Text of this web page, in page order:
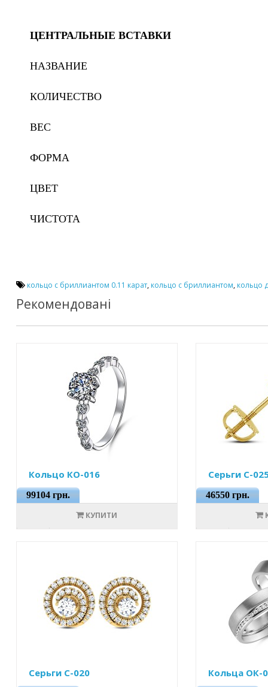
ЦЕНТРАЛЬНЫЕ ВСТАВКИ
НАЗВАНИЕ
КОЛИЧЕСТВО
ВЕС
ФОРМА
ЦВЕТ
ЧИСТОТА
кольцо с бриллиантом 0.11 карат, кольцо с бриллиантом, кольцо
Рекомендовані
Кольцо КО-016
99104 грн.
КУПИТИ
Серьги С-
46550 грн.
Серьги С-020 Кольца ОК-